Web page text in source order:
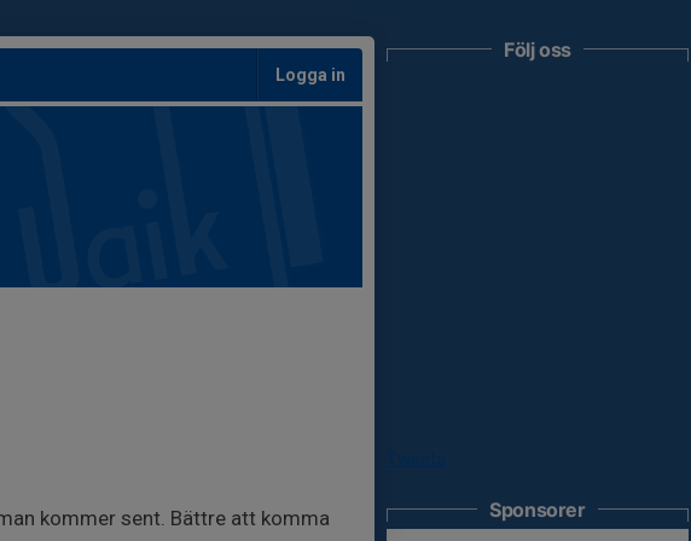
Logga in
kommer sent. Bättre att komma
Följ oss
Sponsorer